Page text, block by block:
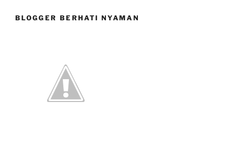
BLOGGER BERHATI NYAMAN